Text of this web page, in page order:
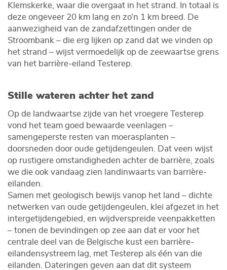
Klemskerke, waar die overgaat in het strand. In totaal is
deze ongeveer 20 km lang en zo’n 1 km breed. De
aanwezigheid van de zandafzettingen onder de
Stroombank – die erg lijken op zand dat we vinden op
het strand – wijst vermoedelijk op de zeewaartse grens
van het barrière-eiland Testerep.
Stille wateren achter het zand
Op de landwaartse zijde van het vroegere Testerep
vond het team goed bewaarde veenlagen –
samengeperste resten van moerasplanten –
doorsneden door oude getijdengeulen. Dat veen wijst
op rustigere omstandigheden achter de barrière, zoals
we die ook vandaag zien landinwaarts van barrière-
eilanden.
Samen met geologisch bewijs vanop het land – dichte
netwerken van oude getijdengeulen, klei afgezet in het
intergetijdengebied, en wijdverspreide veenpakketten
– tonen de bevindingen op zee aan dat er voor het
centrale deel van de Belgische kust een barrière-
eilandensystreem lag, met Testerep als één van die
eilanden. Dateringen geven aan dat dit systeem